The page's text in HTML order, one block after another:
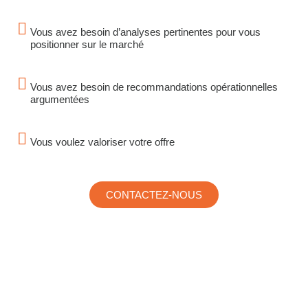
Vous avez besoin d’analyses pertinentes pour vous
positionner sur le marché
Vous avez besoin de recommandations opérationnelles
argumentées
Vous voulez valoriser votre offre
CONTACTEZ-NOUS